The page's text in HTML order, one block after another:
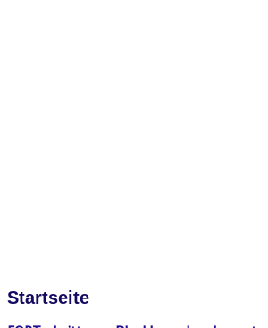
Startseite